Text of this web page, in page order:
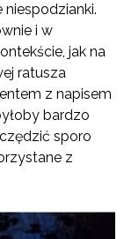
niespodzianki.
i w
jak na
ratusza
z napisem
bardzo
sporo
z